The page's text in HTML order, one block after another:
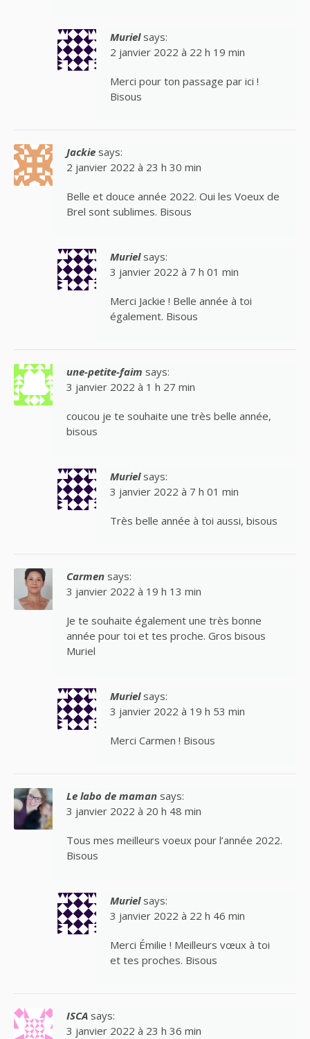
Muriel says:
2 janvier 2022 à 22 h 19 min
Merci pour ton passage par ici !
Bisous
Jackie says:
2 janvier 2022 à 23 h 30 min
Belle et douce année 2022. Oui les Voeux de
Brel sont sublimes. Bisous
Muriel says:
3 janvier 2022 à 7 h 01 min
Merci Jackie ! Belle année à toi
également. Bisous
une-petite-faim says:
3 janvier 2022 à 1 h 27 min
coucou je te souhaite une très belle année,
bisous
Muriel says:
3 janvier 2022 à 7 h 01 min
Très belle année à toi aussi, bisous
Carmen says:
3 janvier 2022 à 19 h 13 min
Je te souhaite également une très bonne
année pour toi et tes proche. Gros bisous
Muriel
Muriel says:
3 janvier 2022 à 19 h 53 min
Merci Carmen ! Bisous
Le labo de maman says:
3 janvier 2022 à 20 h 48 min
Tous mes meilleurs voeux pour l’année 2022.
Bisous
Muriel says:
3 janvier 2022 à 22 h 46 min
Merci Émilie ! Meilleurs vœux à toi
et tes proches. Bisous
ISCA says:
3 janvier 2022 à 23 h 36 min